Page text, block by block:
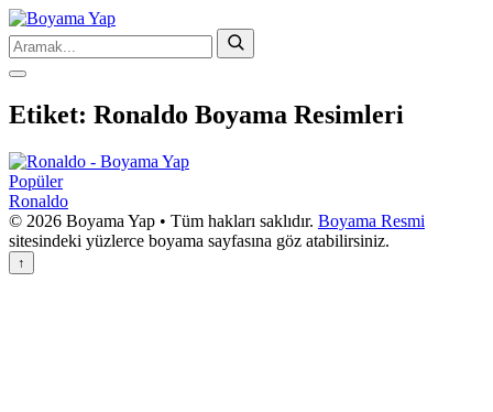
Etiket: Ronaldo Boyama Resimleri
Popüler
Ronaldo
© 2026 Boyama Yap • Tüm hakları saklıdır. Boyama Resmi
sitesindeki yüzlerce boyama sayfasına göz atabilirsiniz.
↑